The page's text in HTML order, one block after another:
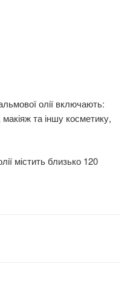
олії включають:
та іншу косметику,
містить близько 120